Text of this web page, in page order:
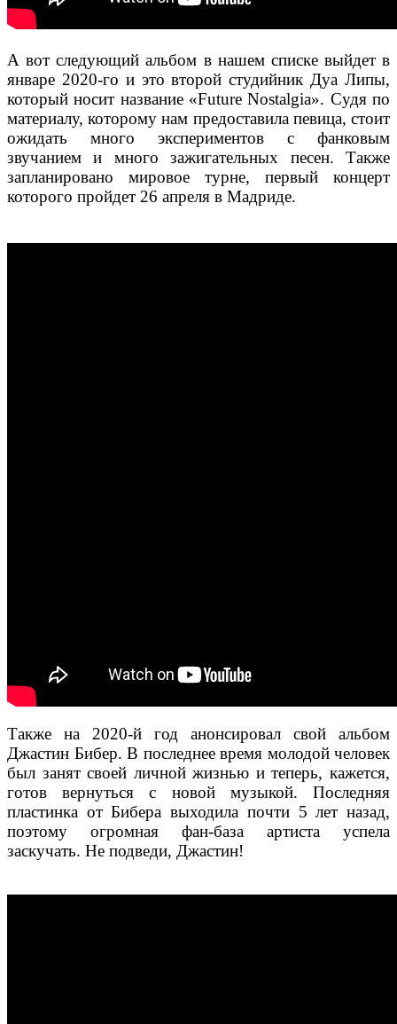
А вот следующий альбом в нашем списке выйдет в
январе 2020-го и это второй студийник Дуа Липы,
который носит название «Future Nostalgia». Судя по
материалу, которому нам предоставила певица, стоит
ожидать много экспериментов с фанковым
звучанием и много зажигательных песен. Также
запланировано мировое турне, первый концерт
которого пройдет 26 апреля в Мадриде.
Также на 2020-й год анонсировал свой альбом
Джастин Бибер. В последнее время молодой человек
был занят своей личной жизнью и теперь, кажется,
готов вернуться с новой музыкой. Последняя
пластинка от Бибера выходила почти 5 лет назад,
поэтому огромная фан-база артиста успела
заскучать. Не подведи, Джастин!